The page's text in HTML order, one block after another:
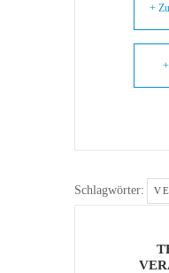
+
Schlagwörter: